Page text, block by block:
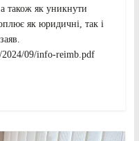
також як уникнути
як юридичні, так і
09/info-reimb.pdf